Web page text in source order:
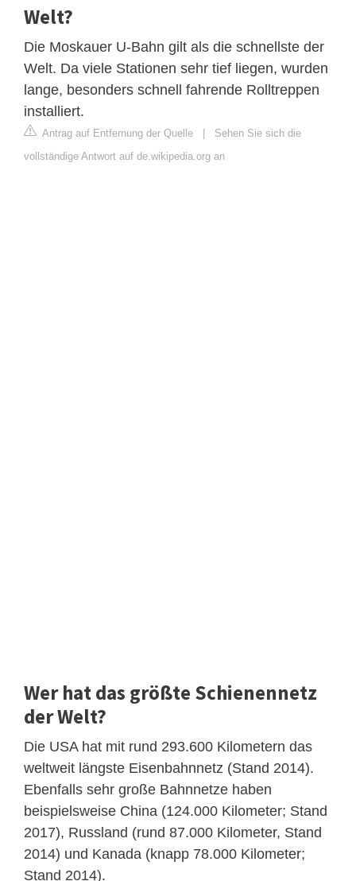
Welt?
Die Moskauer U-Bahn gilt als die schnellste der
Welt. Da viele Stationen sehr tief liegen, wurden
lange, besonders schnell fahrende Rolltreppen
installiert.
Antrag auf Entfernung der Quelle | Sehen Sie sich die
vollständige Antwort auf de.wikipedia.org an
Wer hat das größte Schienennetz
der Welt?
Die USA hat mit rund 293.600 Kilometern das
weltweit längste Eisenbahnnetz (Stand 2014).
Ebenfalls sehr große Bahnnetze haben
beispielsweise China (124.000 Kilometer; Stand
2017), Russland (rund 87.000 Kilometer, Stand
2014) und Kanada (knapp 78.000 Kilometer;
Stand 2014).